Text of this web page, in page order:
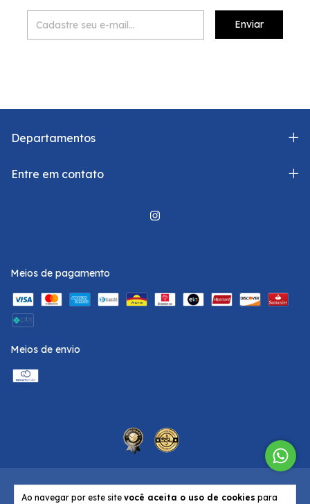
Ao navegar por este site você aceita o uso de cookies para
Departamentos
Entre em contato
Meios de pagamento
Meios de envio